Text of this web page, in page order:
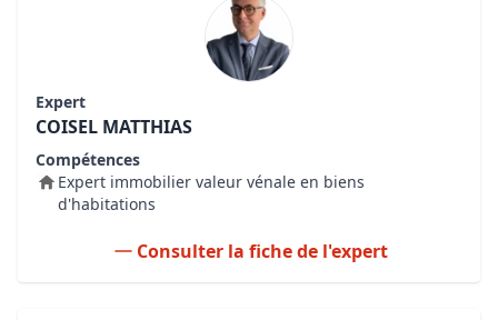
Expert
COISEL MATTHIAS
Compétences
Expert immobilier valeur vénale en biens
d'habitations
Consulter la fiche de l'expert